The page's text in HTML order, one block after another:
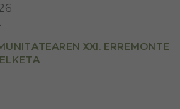
XXI. ERREMONTE